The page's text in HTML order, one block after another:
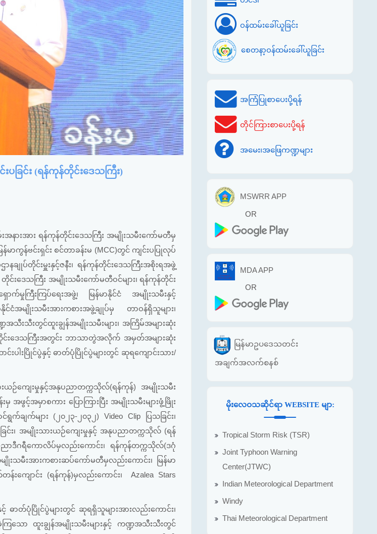
းပခြင်း (ရန်ကုန်တိုင်းဒေသကြီး)
ားအား ရန်ကုန်တိုင်းဒေသကြီး အမျိုးသမီးကော်မတီမှ
မာကွန်ဗင်းရှင်း စင်တာခန်းမ (MCC)တွင် ကျင်းပပြုလုပ်
ာနချုပ်တိုင်းမှူးနှင့်ဇနီး၊ ရန်ကုန်တိုင်းဒေသကြီးအစိုးရအဖွဲ့
တိုင်းဒေသကြီး အမျိုးသမီးကော်မတီဝင်များ၊ ရန်ကုန်တိုင်း
က်မှုကြီးကြပ်ရေးအဖွဲ့၊ မြန်မာနိုင်ငံ အမျိုးသမီးနှင့်
အမျိုးသမီးအားကစားအဖွဲ့ချုပ်မှ တာဝန်ရှိသူများ၊
အသီးသီးတွင်ထူးချွန်အမျိုးသမီးများ၊ အကြိမ်အများဆုံး
တိုင်းဒေသကြီးအတွင်း ဘာသာတွဲအလိုက် အမှတ်အများဆုံး
းပါးပြိုင်ပွဲနှင့် ဓာတ်ပုံပြိုင်ပွဲများတွင် ဆုရကျောင်းသား/
းယဉ်ကျေးမှုနှင့်အနုပညာတက္ကသိုလ်(ရန်ကုန်) အမျိုးသမီး
ဖွင့်အမှာစကား ပြောကြားပြီး အမျိုးသမီးများဖွံ့ဖြိုး
က်များ (၂၀၂၃-၂၀၃၂) Video Clip ပြသခြင်း၊
င်း၊ အမျိုးသားယဉ်ကျေးမှုနှင့် အနုပညာတက္ကသိုလ် (ရန်
ညာဒီဂရီကောလိပ်မှလည်းကောင်း၊ ရန်ကုန်တက္ကသိုလ်(ဒဂုံ
သမီးအားကစားဆပ်ကော်မတီမှလည်းကောင်း၊ မြန်မာ
ကျောင်း (ရန်ကုန်)မှလည်းကောင်း၊ Azalea Stars
ဓာတ်ပုံပြိုင်ပွဲများတွင် ဆုရရှိသူများအားလည်းကောင်း၊
ြသော ထူးချွန်အမျိုးသမီးများနှင့် ကဏ္ဍအသီးသီးတွင်
ဝန်ထမ်းခေါ်ယူခြင်း
စေတနာ့ဝန်ထမ်းခေါ်ယူခြင်း
အကြံပြုစာပေးပို့ရန်
တိုင်ကြားစာပေးပို့ရန်
အမေး၊အဖြေကဏ္ဍများ
MSWRR APP
OR
MDA APP
OR
မြန်မာဥပဒေသတင်း
အချက်အလက်စနစ်
မိုးလေဝသဆိုင်ရာ WEBSITE မျာ:
Tropical Storm Risk (TSR)
Joint Typhoon Warning
Center(JTWC)
Indian Meteorological Department
Windy
Thai Meteorological Department